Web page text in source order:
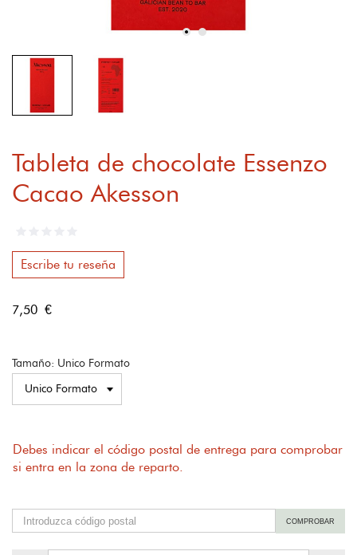
Tableta de chocolate Essenzo
Cacao Akesson
Escribe tu reseña
7,50 €
Tamaño: Unico Formato
Debes indicar el código postal de entrega para comprobar
si entra en la zona de reparto.
COMPROBAR